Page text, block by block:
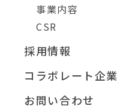
事業内容
CSR
採用情報
コラボレート企業
お問い合わせ